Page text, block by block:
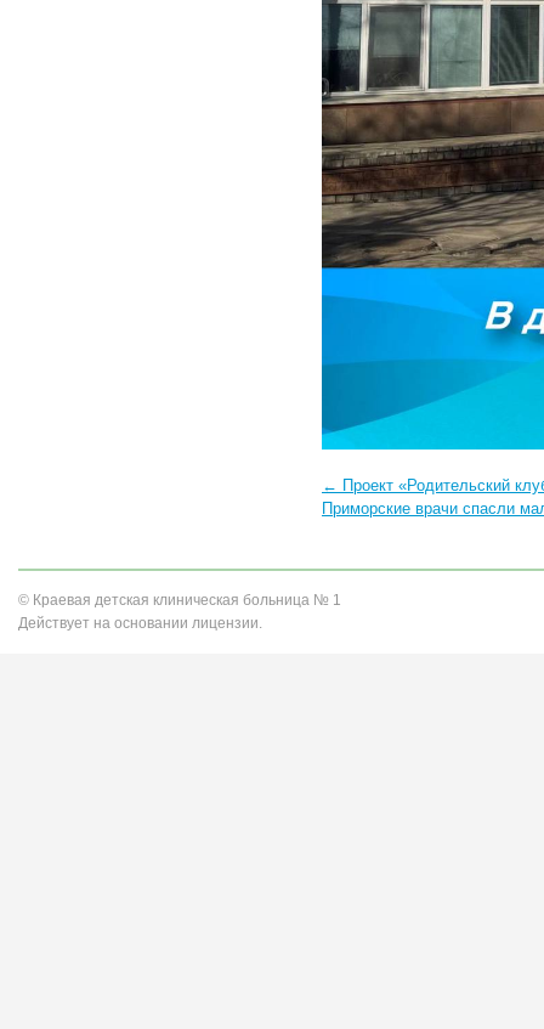
← Проект «Родительский
Приморские врачи спасли
© Краевая детская клиническая больница № 1
Действует на основании лицензии.